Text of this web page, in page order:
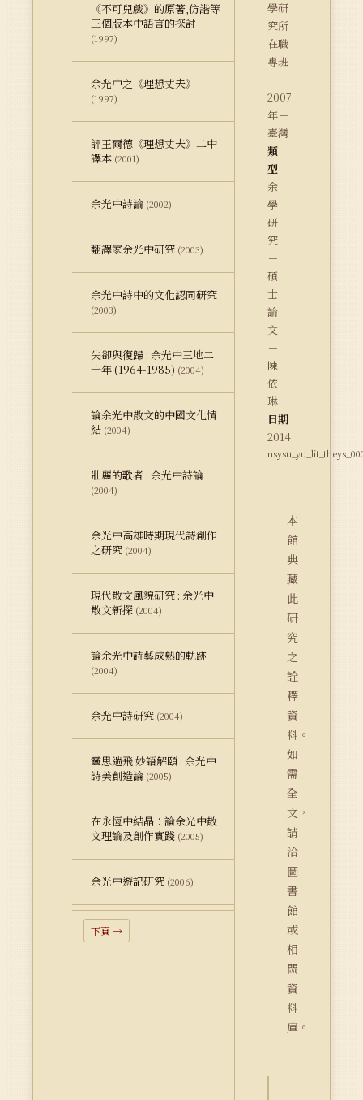
《不可兒戲》的原著,仿諧等
三個版本中語言的探討
(1997)
余光中之《理想丈夫》
(1997)
評王爾德《理想丈夫》二中
譯本 (2001)
余光中詩論 (2002)
翻譯家余光中研究 (2003)
余光中詩中的文化認同研究
(2003)
失卻與復歸 : 余光中三地二
十年 (1964-1985) (2004)
論余光中散文的中國文化情
結 (2004)
壯麗的歌者 : 余光中詩論
(2004)
余光中高雄時期現代詩創作
之研究 (2004)
現代散文風貌研究 : 余光中
散文新探 (2004)
論余光中詩藝成熟的軌跡
(2004)
余光中詩研究 (2004)
靈思遄飛 妙語解頤 : 余光中
詩美創造論 (2005)
在永恆中結晶：論余光中散
文理論及創作實踐 (2005)
余光中遊記研究 (2006)
下頁 →
學研
究所
在職
專班
－
2007
年－
臺灣
類
型
余
學
研
究
－
碩
士
論
文
－
陳
依
琳
日期
2014
本
館
典
藏
此
研
究
之
詮
釋
資
料。
如
需
全
文，
請
洽
圖
書
館
或
相
關
資
料
庫。